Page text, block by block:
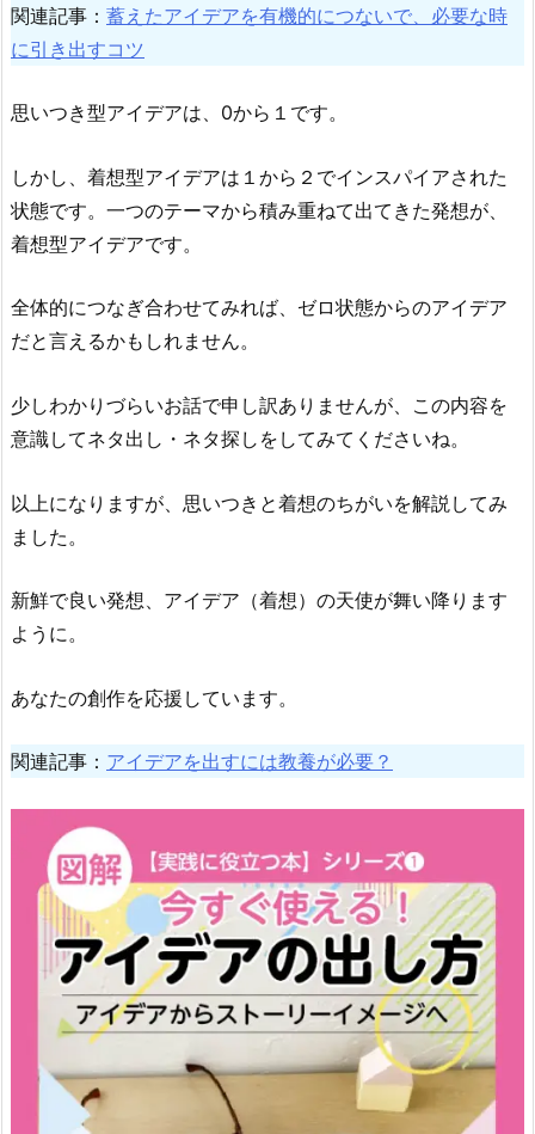
関連記事： 蓄えたアイデアを有機的につないで、必要な時
に引き出すコツ
思いつき型アイデアは、0から１です。
しかし、着想型アイデアは１から２でインスパイアされた
状態です。一つのテーマから積み重ねて出てきた発想が、
着想型アイデアです。
全体的につなぎ合わせてみれば、ゼロ状態からのアイデア
だと言えるかもしれません。
少しわかりづらいお話で申し訳ありませんが、この内容を
意識してネタ出し・ネタ探しをしてみてくださいね。
以上になりますが、思いつきと着想のちがいを解説してみ
ました。
新鮮で良い発想、アイデア（着想）の天使が舞い降ります
ように。
あなたの創作を応援しています。
関連記事： アイデアを出すには教養が必要？